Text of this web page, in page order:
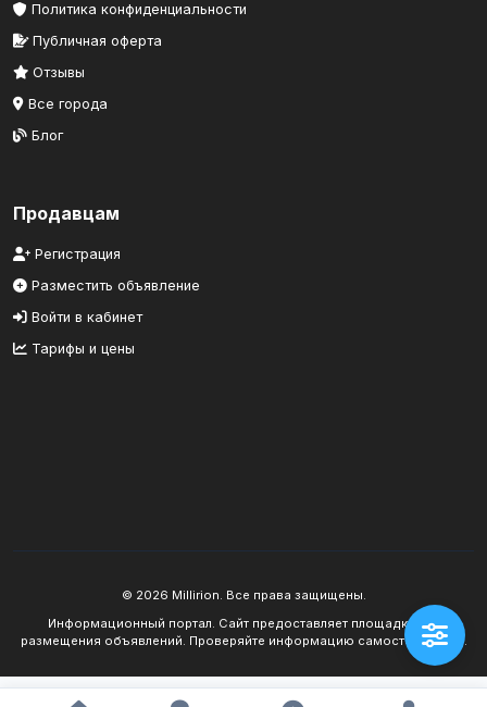
Политика конфиденциальности
Публичная оферта
Отзывы
Все города
Блог
Продавцам
Регистрация
Разместить объявление
Войти в кабинет
Тарифы и цены
© 2026 Millirion. Все права защищены.
Информационный портал. Сайт предоставляет площадку для
размещения объявлений. Проверяйте информацию самостоятельно.